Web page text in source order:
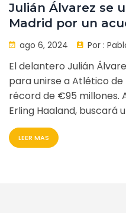
Julián Álvarez se
Madrid por un
€95 millones
ago 6, 2024 Por :
El delantero Julián
para unirse a Atlético
récord de €95 millones.
Erling Haaland, buscará
el equipo madrileño. El
iniciales y cláusulas por
LEER MAS